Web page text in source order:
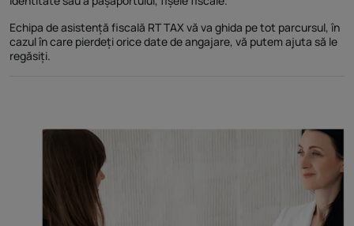
Echipa de asistență fiscală RT TAX vă va ghida pe tot parcursul, în
cazul în care pierdeți orice date de angajare, vă putem ajuta să le
regăsiți.